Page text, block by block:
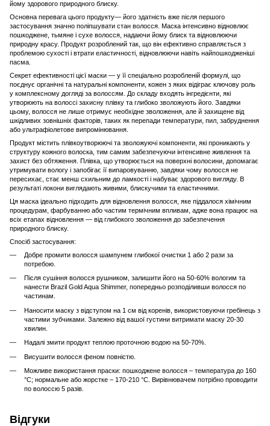
йому здорового природного блиску.
Основна перевага цього продукту— його здатність вже після першого
застосування значно поліпшувати стан волосся. Маска інтенсивно відновлює
пошкоджене, тьмяне і сухе волосся, надаючи йому блиск та відновлюючи
природну красу. Продукт розроблений так, що він ефективно справляється з
проблемою сухості і втрати еластичності, відновлюючи навіть найпошкодженіші
пасма.
Секрет ефективності цієї маски — у її спеціально розробленій формулі, що
поєднує органічні та натуральні компоненти, кожен з яких відіграє ключову роль
у комплексному догляді за волоссям. До складу входять інгредієнти, які
утворюють на волоссі захисну плівку та глибоко зволожують його. Завдяки
цьому, волосся не лише отримує необхідне зволоження, але й захищене від
шкідливих зовнішніх факторів, таких як перепади температури, пил, забруднення
або ультрафіолетове випромінювання.
Продукт містить плівкоутворюючі та зволожуючі компоненти, які проникають у
структуру кожного волоска, тим самим забезпечуючи інтенсивне живлення та
захист без обтяження. Плівка, що утворюється на поверхні волосини, допомагає
утримувати вологу і запобігає її випаровуванню, завдяки чому волосся не
пересихає, стає менш схильним до ламкості і набуває здорового вигляду. В
результаті локони виглядають живими, блискучими та еластичними.
Ця маска ідеально підходить для відновлення волосся, яке піддалося хімічним
процедурам, фарбуванню або частим термічним впливам, адже вона працює на
всіх етапах відновлення — від глибокого зволоження до забезпечення
природного блиску.
Спосіб застосування:
Добре промити волосся шампунем глибокої очистки 1 або 2 рази за
потребою.
Після сушіння волосся рушником, залишити його на 50-60% вологим та
нанести Brazil Gold Aqua Shimmer, попередньо розподіливши волосся по
частинам.
Наносити маску з відступом на 1 см від коренів, використовуючи гребінець з
частими зубчиками. Залежно від вашої густини витримати маску 20-30
хвилин.
Надалі змити продукт теплою проточною водою на 50-70%.
Висушити волосся феном повністю.
Можливе використання праски: пошкоджене волосся – температура до 160
°С; нормальне або жорстке – 170-210 °С. Вирівнювачем потрібно проводити
по волоссю 5 разів.
Відгуки